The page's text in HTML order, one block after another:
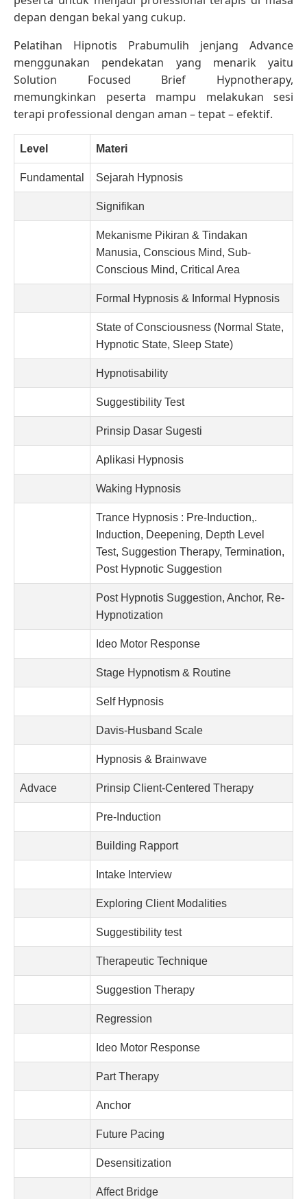
depan dengan bekal yang cukup.
Pelatihan Hipnotis Prabumulih jenjang Advance
menggunakan pendekatan yang menarik yaitu
Solution Focused Brief Hypnotherapy,
memungkinkan peserta mampu melakukan sesi
terapi professional dengan aman – tepat – efektif.
Level Materi
Fundamental Sejarah Hypnosis
Signifikan
Mekanisme Pikiran & Tindakan
Manusia, Conscious Mind, Sub-
Conscious Mind, Critical Area
Formal Hypnosis & Informal Hypnosis
State of Consciousness (Normal State,
Hypnotic State, Sleep State)
Hypnotisability
Suggestibility Test
Prinsip Dasar Sugesti
Aplikasi Hypnosis
Waking Hypnosis
Trance Hypnosis : Pre-Induction,.
Induction, Deepening, Depth Level
Test, Suggestion Therapy, Termination,
Post Hypnotic Suggestion
Post Hypnotis Suggestion, Anchor, Re-
Hypnotization
Ideo Motor Response
Stage Hypnotism & Routine
Self Hypnosis
Davis-Husband Scale
Hypnosis & Brainwave
Advace Prinsip Client-Centered Therapy
Pre-Induction
Building Rapport
Intake Interview
Exploring Client Modalities
Suggestibility test
Therapeutic Technique
Suggestion Therapy
Regression
Ideo Motor Response
Part Therapy
Anchor
Future Pacing
Desensitization
Affect Bridge